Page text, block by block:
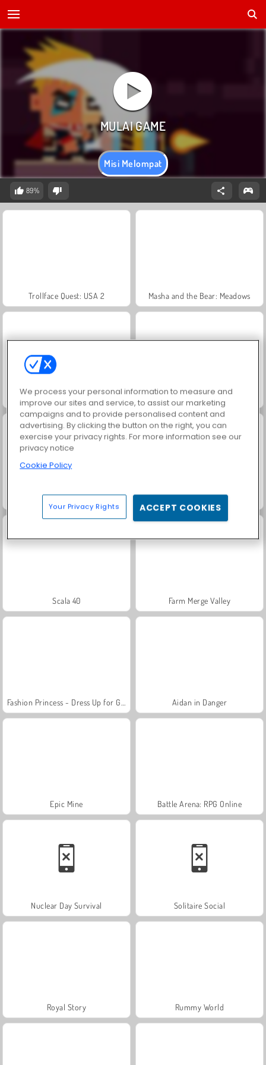
Misi Melompat
89%
Trollface Quest: USA 2 Masha and the Bear: Meadows
Jewel Garden Story Juice Merge
Grand Mahjong Connect Heroes of Myths
Scala 40 Farm Merge Valley
Aidan in Danger
Epic Mine Battle Arena: RPG Online
Nuclear Day Survival Solitaire Social
Royal Story Rummy World
We process your personal information to measure and
improve our sites and service, to assist our marketing
campaigns and to provide personalised content and
advertising. By clicking the button on the right, you can
exercise your privacy rights. For more information see our
privacy notice
Cookie Policy
Your Privacy Rights ACCEPT COOKIES